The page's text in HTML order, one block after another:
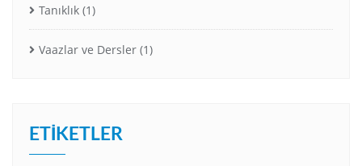
Tanıklık (1)
Vaazlar ve Dersler (1)
ETIKETLER